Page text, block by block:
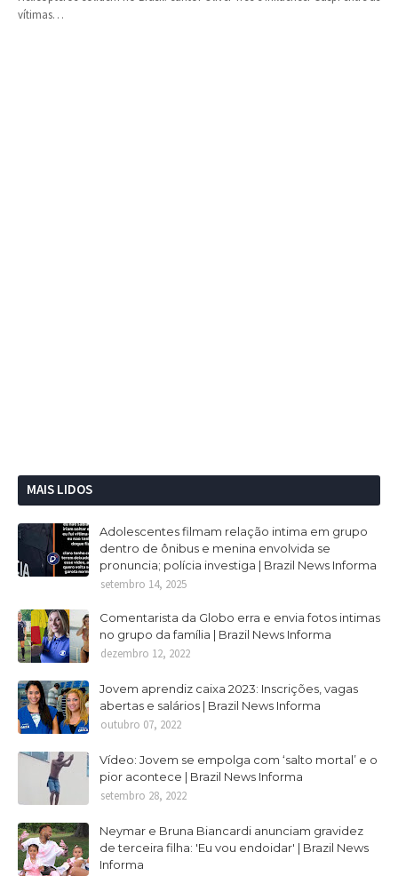
vítimas…
MAIS LIDOS
Adolescentes filmam relação intima em grupo
dentro de ônibus e menina envolvida se
pronuncia; polícia investiga | Brazil News Informa
setembro 14, 2025
Comentarista da Globo erra e envia fotos intimas
no grupo da família | Brazil News Informa
dezembro 12, 2022
Jovem aprendiz caixa 2023: Inscrições, vagas
abertas e salários | Brazil News Informa
outubro 07, 2022
Vídeo: Jovem se empolga com ‘salto mortal’ e o
pior acontece | Brazil News Informa
setembro 28, 2022
Neymar e Bruna Biancardi anunciam gravidez
de terceira filha: 'Eu vou endoidar' | Brazil News
Informa